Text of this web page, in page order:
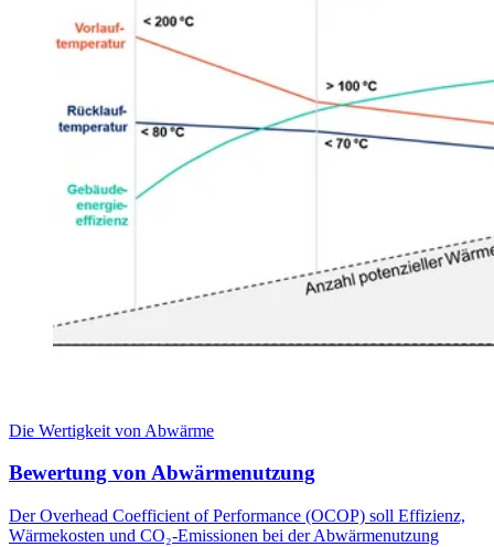
Die Wertigkeit von Abwärme
Bewertung von Abwärmenutzung
Der Overhead Coefficient of Performance (OCOP) soll Effizienz,
Wärmekosten und CO₂-Emissionen bei der Abwärmenutzung